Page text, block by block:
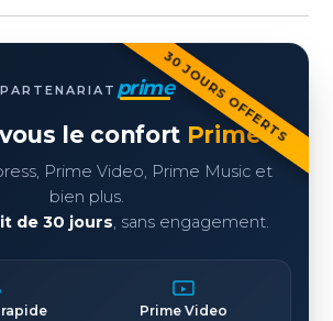
30 JOURS OFFERTS
PARTENARIAT prime
le confort Prime
Prime Video, Prime Music et
bien plus.
de 30 jours, sans engagement.
Prime Video